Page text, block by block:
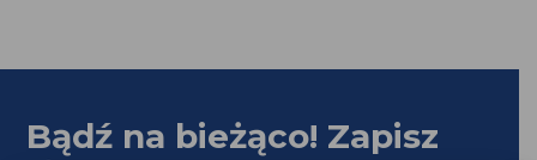
Bądź na bieżąco! Zapisz